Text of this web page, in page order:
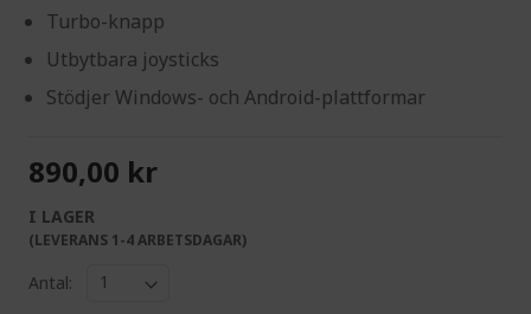
Turbo-knapp
Utbytbara joysticks
Stödjer Windows- och Android-plattformar
890,00 kr
I LAGER
(LEVERANS 1-4 ARBETSDAGAR)
Antal: